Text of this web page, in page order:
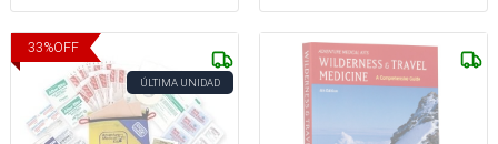
33%OFF
ÚLTIMA UNIDAD